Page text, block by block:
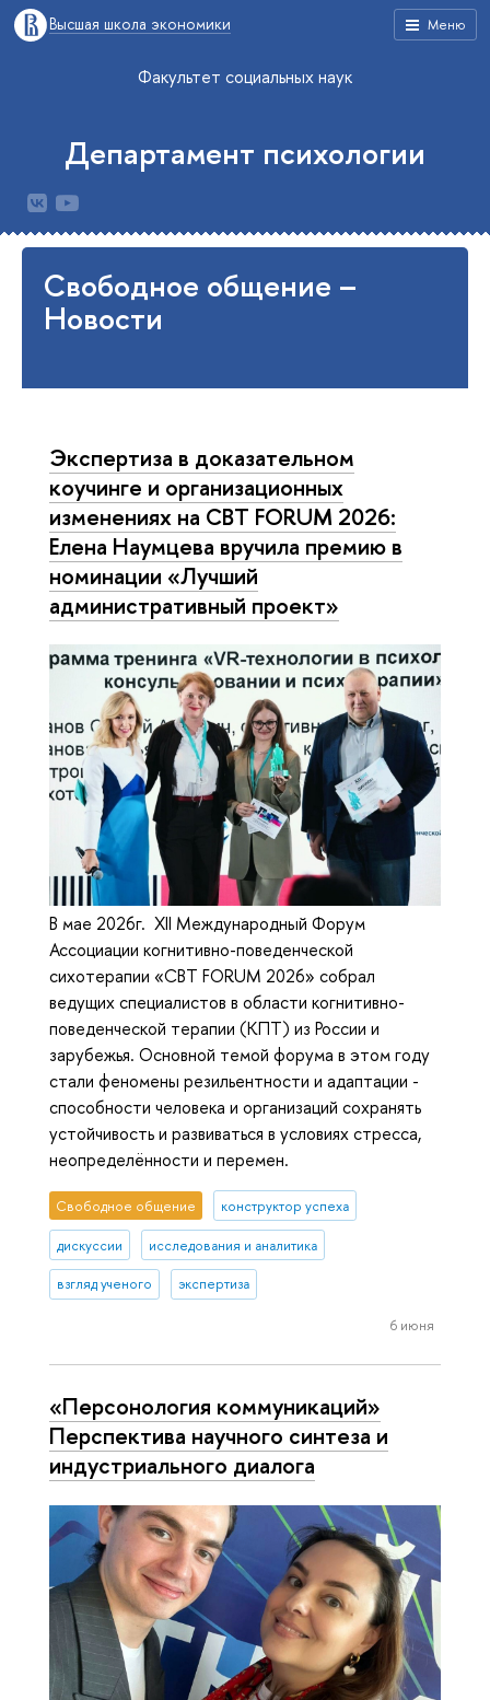
Меню
Высшая школа экономики
Факультет социальных наук
Департамент психологии
Свободное общение –
Новости
Экспертиза в доказательном
коучинге и организационных
изменениях на CBT FORUM 2026:
Елена Наумцева вручила премию в
номинации «Лучший
административный проект»
В мае 2026г. XII Международный Форум
Ассоциации когнитивно-поведенческой
сихотерапии «CBT FORUM 2026» собрал
ведущих специалистов в области когнитивно-
поведенческой терапии (КПТ) из России и
зарубежья. Основной темой форума в этом году
стали феномены резильентности и адаптации -
способности человека и организаций сохранять
устойчивость и развиваться в условиях стресса,
неопределённости и перемен.
Свободное общение конструктор успеха
дискуссии исследования и аналитика
взгляд ученого экспертиза
6 июня
«Персонология коммуникаций»
Перспектива научного синтеза и
индустриального диалога